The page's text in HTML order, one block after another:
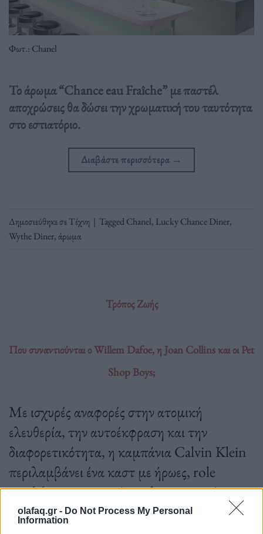
olafaq.gr - Do Not Process My Personal
Information
Φωτ.: Chanel
Το άρωμα “Chance eau Fraîche” με παστέλ
αποχρώσεις θα δώσει την χρωματική του ταυτότητα
στο εστιατόριο.
Διαβάστε περισσότερα →
Δημοσιεύθηκε σεΤέχνη | TaggedChanel, Lucky Chance Diner,
Wythe Diner,άρωμα
Τρόπος Ζωής
Που συναντιούνται ο Willem Dafoe, η Joan Collins και οι Pet
Shop Boys;
Με ισχυρές αναφορές στην ατομική
ελευθερία, την αυτοέκφραση και την
διαφορετικότητα, η καμπάνια Calvin Klein
περιλαμβάνει ένα καστ με ήρωες, role
models και σταρ από το χθες και το σήμερα.